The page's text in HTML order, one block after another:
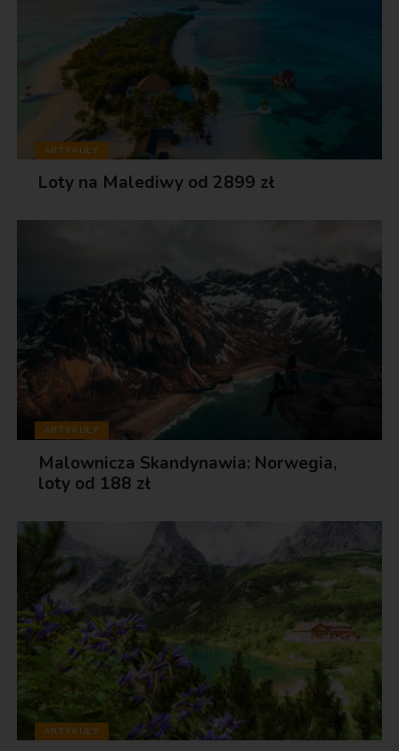
ARTYKUŁY
Loty na Malediwy od 2899 zł
ARTYKUŁY
Malownicza Skandynawia: Norwegia,
loty od 188 zł
ARTYKUŁY